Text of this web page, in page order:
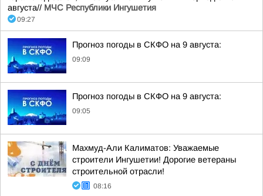
августа// МЧС Республики Ингушетия
09:27
Прогноз погоды в СКФО на 9 августа:
09:09
Прогноз погоды в СКФО на 9 августа:
09:05
Махмуд-Али Калиматов: Уважаемые
строители Ингушетии! Дорогие ветераны
строительной отрасли!
08:16